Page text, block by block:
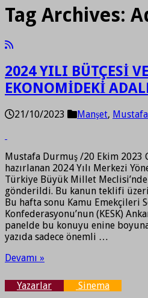
Tag Archives:
2024 YILI BÜTÇESİ
EKONOMİDEKİ
21/10/2023 Manşet,
Mustafa Durmuş /20 Ekim 2023
hazırlanan 2024 Yılı Merkezi
Türkiye Büyük Millet
gönderildi. Bu kanun teklifi
Bu hafta sonu Kamu Emekçileri
Konfederasyonu’nun (KESK)
panelde bu konuyu enine
yazıda sadece önemli …
Devamı »
Yazarlar Sinema